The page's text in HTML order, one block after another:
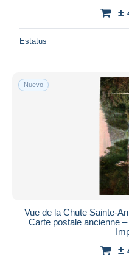
±
Estatus
Nuevo
Vue de la Chute Sainte-
Carte postale ancienne
±